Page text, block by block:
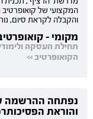
המקצועי של קואופרטיב
והקבלה לקראת סיום,
מקומי -
הקואופרטיב >>
נפתחה ההרשמה
והוראת